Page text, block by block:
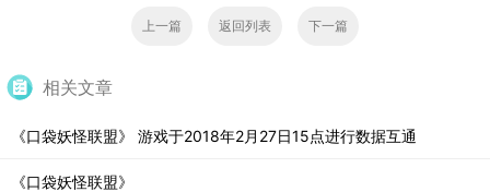
上一篇 返回列表 下一篇
相关文章
《口袋妖怪联盟》 游戏于2018年2月27日15点进行数据互通
《口袋妖怪联盟》